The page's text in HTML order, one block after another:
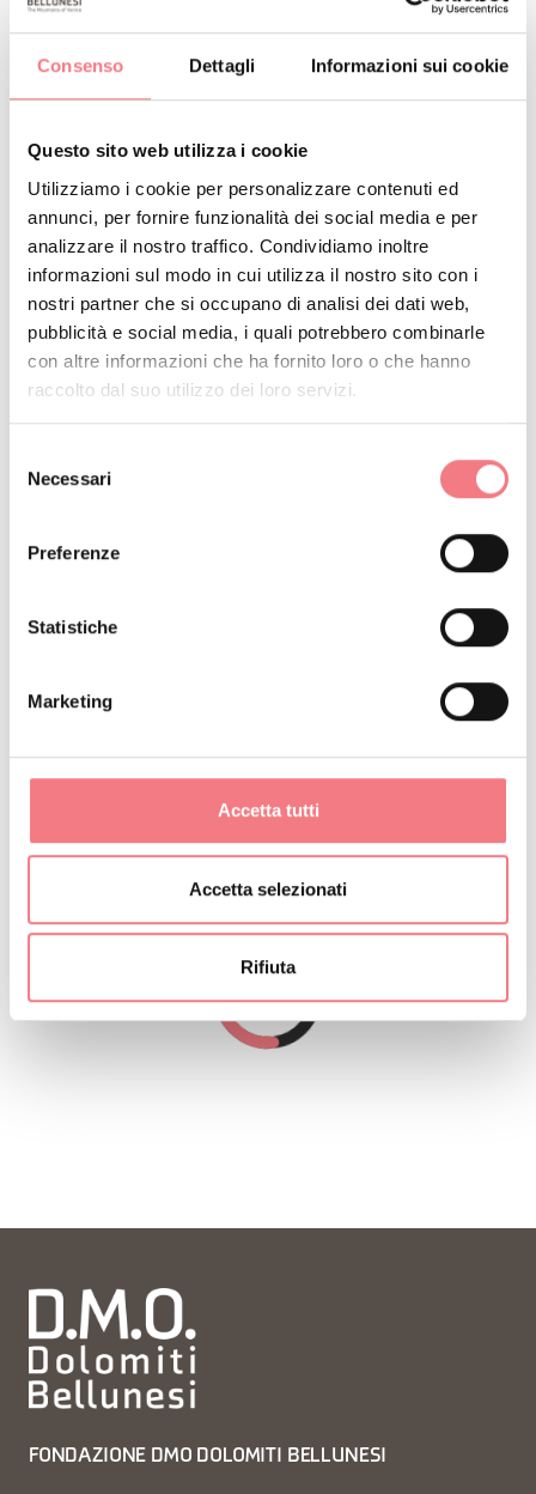
Consenso Dettagli Informazioni sui cookie
Questo sito web utilizza i cookie
Utilizziamo i cookie per personalizzare contenuti ed
annunci, per fornire funzionalità dei social media e per
analizzare il nostro traffico. Condividiamo inoltre
informazioni sul modo in cui utilizza il nostro sito con i
nostri partner che si occupano di analisi dei dati web,
pubblicità e social media, i quali potrebbero combinarle
con altre informazioni che ha fornito loro o che hanno
raccolto dal suo utilizzo dei loro servizi.
delNecessari
Preferenze
Statistiche
Marketing
Accetta tutti
Accetta selezionati
Rifiuta
PRENOTA
RICHIEDI INFORMAZIONI
Tutte le sei camere di Chalet Stadio godono di vista
incantevole sulle Dolomiti: Tofane e pista bob, Cristallo
e Stadio del Ghiaccio, Faloria e la sua funivia.
Il giardino privato situato attorno alla proprietà
garantisce agli ospiti un’oasi di pace e tranquillità, e,
raggiungere sia gli impianti di risalita che il centro di
ed un armadietto per l’attrezzatura sciistica nella
FONDAZIONE DMO DOLOMITI BELLUNESI